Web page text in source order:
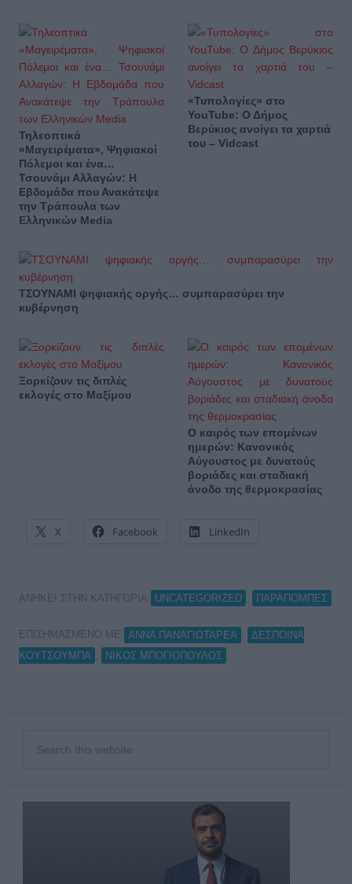
Τηλεοπτικά
«Μαγειρέματα», Ψηφιακοί
Πόλεμοι και ένα…
Τσουνάμι Αλλαγών: Η
Εβδομάδα που Ανακάτεψε
την Τράπουλα των
Ελληνικών Media
«Τυπολογίες» στο
YouTube: Ο Δήμος
Βερύκιος ανοίγει τα χαρτιά
του – Vidcast
ΤΣΟΥΝΑΜΙ ψηφιακής οργής… συμπαρασύρει την
κυβέρνηση
Ξορκίζουν τις διπλές
εκλογές στο Μαξίμου
Ο καιρός των επομένων
ημερών: Κανονικός
Αύγουστος με δυνατούς
βοριάδες και σταδιακή
άνοδο της θερμοκρασίας
X Facebook LinkedIn
ΑΝΗΚΕΙ ΣΤΗΝ ΚΑΤΗΓΟΡΙΑ: UNCATEGORIZED ΠΑΡΑΠΟΜΠΕΣ
ΕΠΙΣΗΜΑΣΜΕΝΟ ΜΕ: ΑΝΝΑ ΠΑΝΑΓΙΩΤΑΡΕΑ
ΔΕΣΠΟΙΝΑ
ΚΟΥΤΣΟΥΜΠΑ
ΝΙΚΟΣ ΜΠΟΓΙΟΠΟΥΛΟΣ